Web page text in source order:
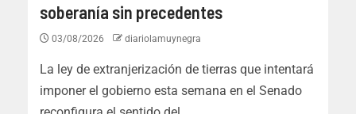
soberanía sin precedentes
03/08/2026 diariolamuynegra
La ley de extranjerización de tierras que intentará
imponer el gobierno esta semana en el Senado